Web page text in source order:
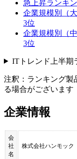
急上昇ランキ
企業規模別（
3位
企業規模別（
3位
ITトレンド上半期
注釈：ランキング製
る場合がございます
企業情報
会
社
名
株式会社ハンモック